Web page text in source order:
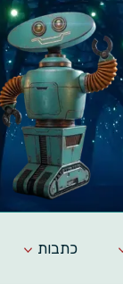
כתבות